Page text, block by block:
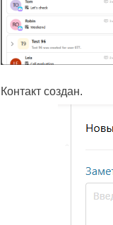
Контакт создан.